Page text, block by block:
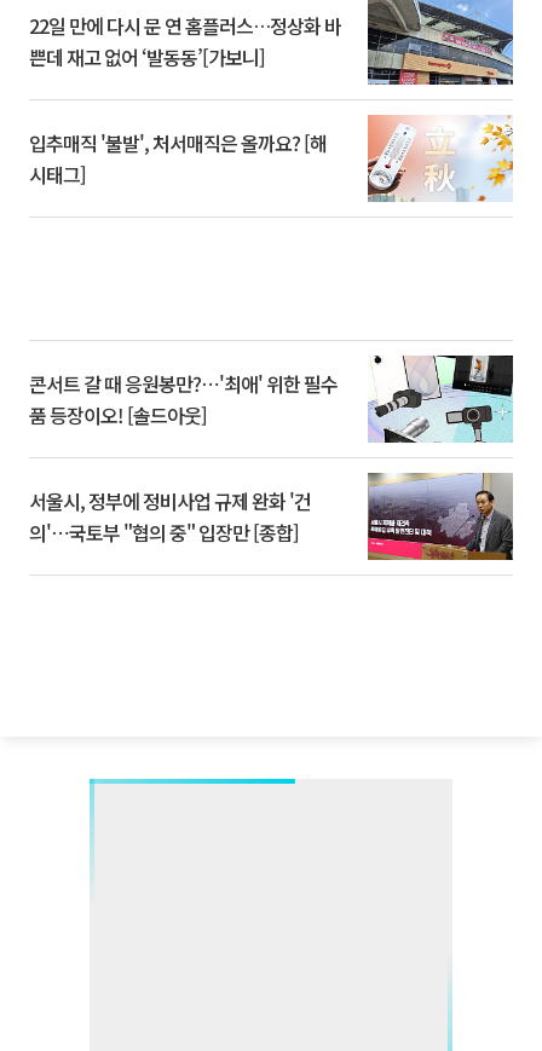
22일 만에 다시 문 연 홈플러스…정상화 바
쁜데 재고 없어 ‘발동동’[가보니]
입추매직 '불발', 처서매직은 올까요? [해
시태그]
콘서트 갈 때 응원봉만?⋯'최애' 위한 필수
품 등장이오! [솔드아웃]
서울시, 정부에 정비사업 규제 완화 '건
의'⋯국토부 "협의 중" 입장만 [종합]